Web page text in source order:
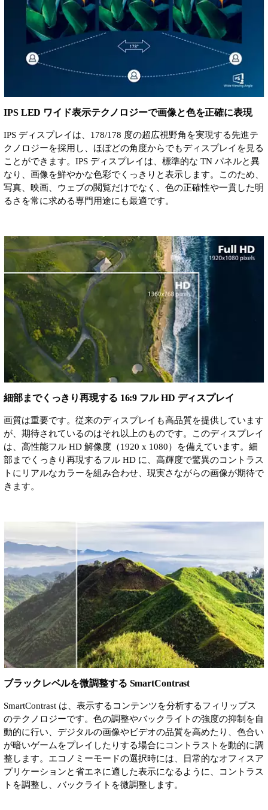
IPS LED ワイド表示テクノロジーで画像と色を正確に表現
IPS ディスプレイは、178/178 度の超広視野角を実現する先進テ
クノロジーを採用し、ほぼどの角度からでもディスプレイを見る
ことができます。IPS ディスプレイは、標準的な TN パネルと異
なり、画像を鮮やかな色彩でくっきりと表示します。このため、
写真、映画、ウェブの閲覧だけでなく、色の正確性や一貫した明
るさを常に求める専門用途にも最適です。
細部までくっきり再現する 16:9 フル HD ディスプレイ
画質は重要です。従来のディスプレイも高品質を提供しています
が、期待されているのはそれ以上のものです。このディスプレイ
は、高性能フル HD 解像度（1920 x 1080）を備えています。細
部までくっきり再現するフル HD に、高輝度で驚異のコントラス
トにリアルなカラーを組み合わせ、現実さながらの画像が期待で
きます。
ブラックレベルを微調整する SmartContrast
SmartContrast は、表示するコンテンツを分析するフィリップス
のテクノロジーです。色の調整やバックライトの強度の抑制を自
動的に行い、デジタルの画像やビデオの品質を高めたり、色合い
が暗いゲームをプレイしたりする場合にコントラストを動的に調
整します。エコノミーモードの選択時には、日常的なオフィスア
プリケーションと省エネに適した表示になるように、コントラス
トを調整し、バックライトを微調整します。